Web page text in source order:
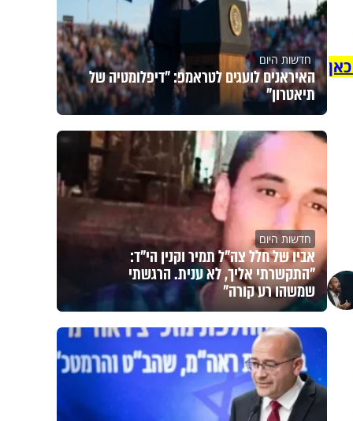
חדשות היום
האיראנים לועגים לטראמפ: "דיפלומטיה של
תיאטרון"
חדשות היום
אביו של חלל צה"ל תמיר וקנין הי"ד:
"התקשרתי אליך, לא ענית. הרגשתי
שמשהו רע קורה"